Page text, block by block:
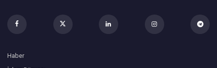
Haber